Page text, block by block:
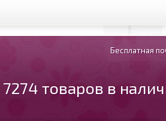
Бесплатная
7274 товаров в